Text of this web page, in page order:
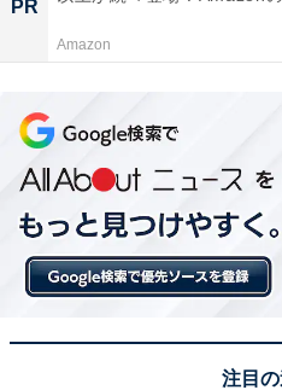
PR
Amazon
注目